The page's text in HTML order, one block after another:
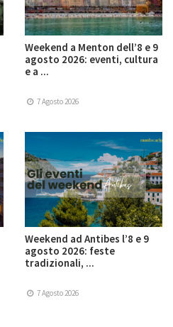
Weekend a Menton dell’8 e 9
agosto 2026: eventi, cultura
e a ...
7 Agosto 2026
Weekend ad Antibes l’8 e 9
agosto 2026: feste
tradizionali, ...
7 Agosto 2026